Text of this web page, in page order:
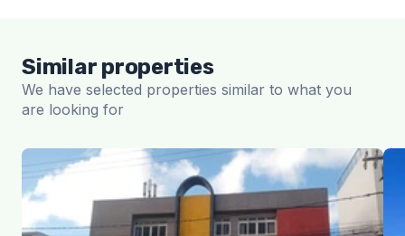
Similar properties
We have selected properties similar to what you
are looking for